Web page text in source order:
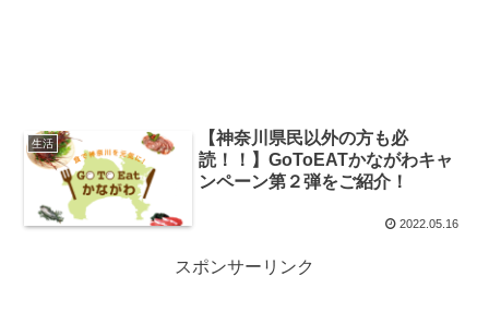
生活
【神奈川県民以外の方も必
読！！】GoToEATかながわキャ
ンペーン第２弾をご紹介！
2022.05.16
スポンサーリンク